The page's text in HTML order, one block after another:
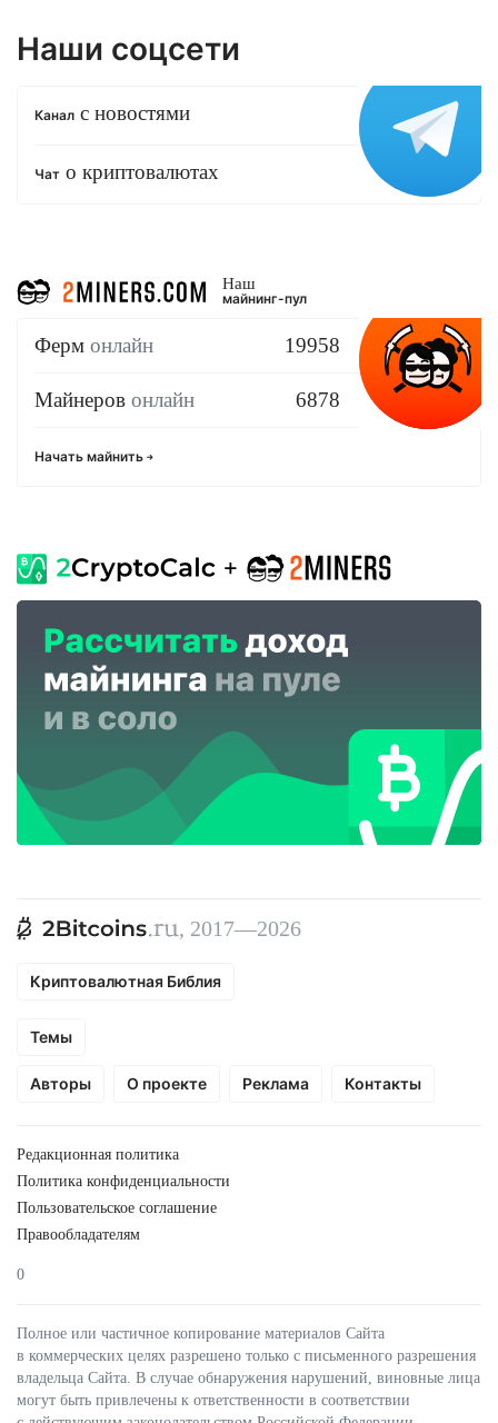
Наши соцсети
Канал с новостями
Чат о криптовалютах
Наш
майнинг-пул
Ферм онлайн 19958
Майнеров онлайн 6878
Начать майнить
, 2017—2026
Криптовалютная Библия
Темы
Авторы О проекте Реклама Контакты
Редакционная политика
Политика конфиденциальности
Пользовательское соглашение
Правообладателям
0
Полное или частичное копирование материалов Сайта
в коммерческих целях разрешено только с письменного разрешения
владельца Сайта. В случае обнаружения нарушений, виновные лица
могут быть привлечены к ответственности в соответствии